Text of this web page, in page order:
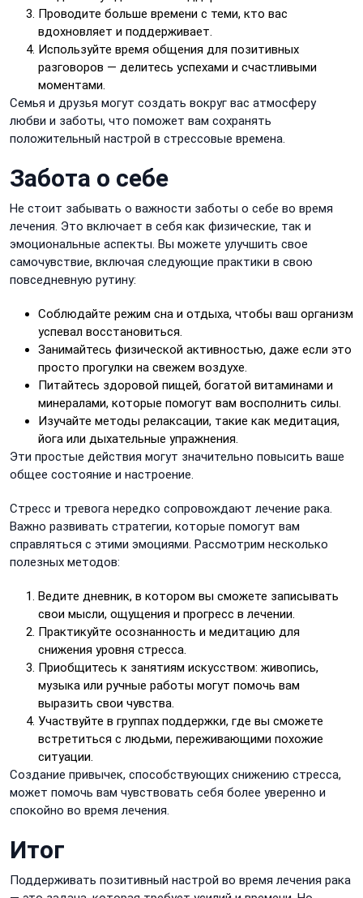
Проводите больше времени с теми, кто вас
вдохновляет и поддерживает.
Используйте время общения для позитивных
разговоров — делитесь успехами и счастливыми
моментами.
Семья и друзья могут создать вокруг вас атмосферу
любви и заботы, что поможет вам сохранять
положительный настрой в стрессовые времена.
Забота о себе
Не стоит забывать о важности заботы о себе во время
лечения. Это включает в себя как физические, так и
эмоциональные аспекты. Вы можете улучшить свое
самочувствие, включая следующие практики в свою
повседневную рутину:
Соблюдайте режим сна и отдыха, чтобы ваш организм
успевал восстановиться.
Занимайтесь физической активностью, даже если это
просто прогулки на свежем воздухе.
Питайтесь здоровой пищей, богатой витаминами и
минералами, которые помогут вам восполнить силы.
Изучайте методы релаксации, такие как медитация,
йога или дыхательные упражнения.
Эти простые действия могут значительно повысить ваше
общее состояние и настроение.
Стресс и тревога нередко сопровождают лечение рака.
Важно развивать стратегии, которые помогут вам
справляться с этими эмоциями. Рассмотрим несколько
полезных методов:
Ведите дневник, в котором вы сможете записывать
свои мысли, ощущения и прогресс в лечении.
Практикуйте осознанность и медитацию для
снижения уровня стресса.
Приобщитесь к занятиям искусством: живопись,
музыка или ручные работы могут помочь вам
выразить свои чувства.
Участвуйте в группах поддержки, где вы сможете
встретиться с людьми, переживающими похожие
ситуации.
Создание привычек, способствующих снижению стресса,
может помочь вам чувствовать себя более уверенно и
спокойно во время лечения.
Итог
Поддерживать позитивный настрой во время лечения рака